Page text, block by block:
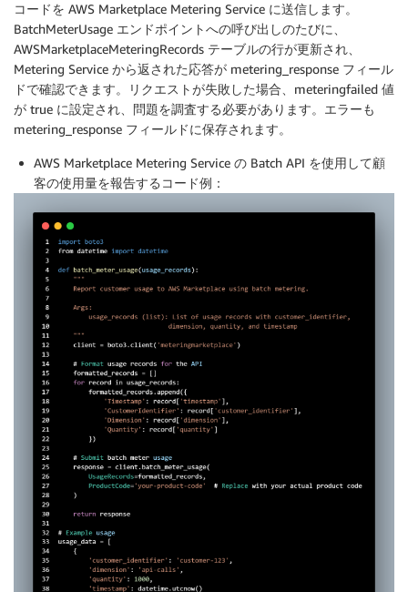
コードを AWS Marketplace Metering Service に送信します。
BatchMeterUsage エンドポイントへの呼び出しのたびに、
AWSMarketplaceMeteringRecords テーブルの行が更新され、
Metering Service から返された応答が metering_response フィール
ドで確認できます。リクエストが失敗した場合、meteringfailed 値
が true に設定され、問題を調査する必要があります。エラーも
metering_response フィールドに保存されます。
AWS Marketplace Metering Service の Batch API を使用して顧
客の使用量を報告するコード例：